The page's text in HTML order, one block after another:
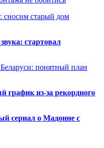
сносим старый дом
стартовал
понятный план
график из-за рекордного
сериал о Мадонне с